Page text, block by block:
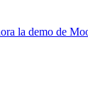
la demo de